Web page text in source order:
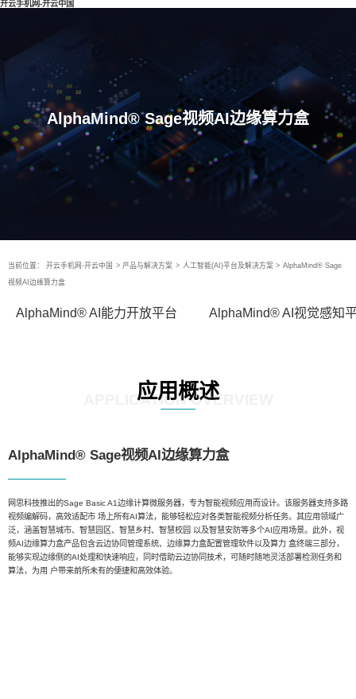
开云手机网-开云中国
AlphaMind® Sage视频AI边缘算力盒
当前位置： 开云手机网-开云中国 > 产品与解决方案 > 人工智能(AI)平台及解决方案 > AlphaMind® Sage
视频AI边缘算力盒
AlphaMind® AI能力开放平台 AlphaMind® AI视觉感知
应用概述
APPLICATION OVERVIEW
AlphaMind® Sage视频AI边缘算力盒
网思科技推出的Sage Basic A1边缘计算微服务器，专为智能视频应用而设计。该服务器支持多路
视频编解码，高效适配市 场上所有AI算法，能够轻松应对各类智能视频分析任务。其应用领域广
泛，涵盖智慧城市、智慧园区、智慧乡村、智慧校园 以及智慧安防等多个AI应用场景。此外，视
频AI边缘算力盒产品包含云边协同管理系统、边缘算力盒配置管理软件以及算力 盒终端三部分，
能够实现边缘侧的AI处理和快速响应，同时借助云边协同技术，可随时随地灵活部署检测任务和
算法，为用 户带来前所未有的便捷和高效体验。